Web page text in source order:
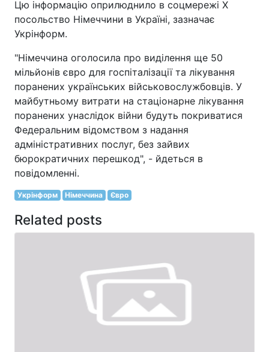
Цю інформацію оприлюднило в соцмережі Х
посольство Німеччини в Україні, зазначає
Укрінформ.
"Німеччина оголосила про виділення ще 50
мільйонів євро для госпіталізації та лікування
поранених українських військовослужбовців. У
майбутньому витрати на стаціонарне лікування
поранених унаслідок війни будуть покриватися
Федеральним відомством з надання
адміністративних послуг, без зайвих
бюрократичних перешкод", - йдеться в
повідомленні.
Укрінформ Німеччина Євро
Related posts